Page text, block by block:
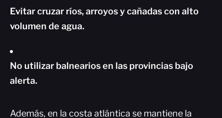
Evitar cruzar ríos, arroyos y cañadas con alto
volumen de agua.
No utilizar balnearios en las provincias bajo
alerta.
Además, en la costa atlántica se mantiene la